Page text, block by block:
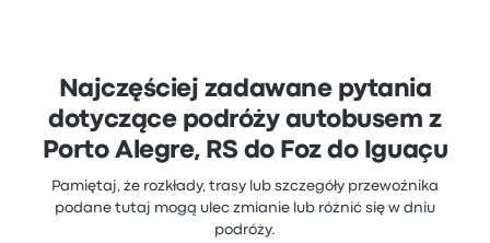
Najczęściej zadawane pytania
dotyczące podróży autobusem z
Porto Alegre, RS do Foz do Iguaçu
Pamiętaj, że rozkłady, trasy lub szczegóły przewoźnika
podane tutaj mogą ulec zmianie lub różnić się w dniu
podróży.